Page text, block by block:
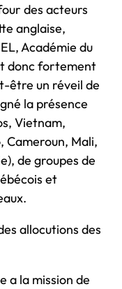
des acteurs
anglaise,
Académie du
donc fortement
être un réveil de
la présence
Vietnam,
Cameroun, Mali,
de groupes de
et
allocutions des
a la mission de